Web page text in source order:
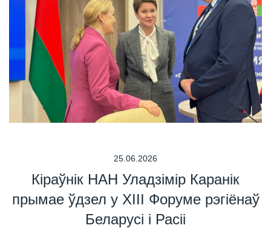
25.06.2026
Кіраўнік НАН Уладзімір Каранік
прымае ўдзел у XIII Форуме рэгіёнаў
Беларусі і Расіі